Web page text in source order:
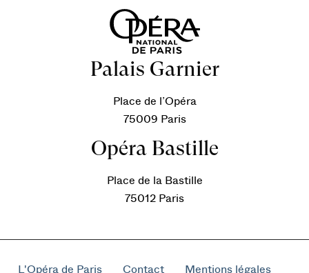
Palais Garnier
Place de l’Opéra
75009 Paris
Opéra Bastille
Place de la Bastille
75012 Paris
L'Opéra de Paris Contact Mentions légales